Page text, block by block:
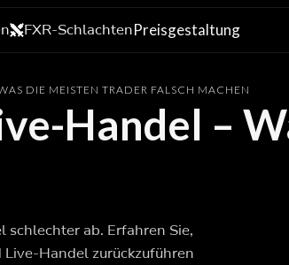
FXR-SchlachtenPreisgestaltung
DIE MEISTEN TRADER FALSCH MACHEN
Handel –
ab. Erfahren Sie,
Handel zurückzuführen